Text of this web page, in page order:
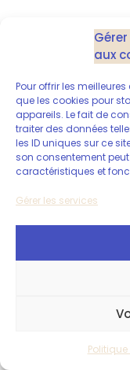
aux
Pour offrir les
que les cookies pour
appareils. Le fait de
traiter des données
les ID uniques sur ce
son consentement
caractéristiques et
Gérer les services